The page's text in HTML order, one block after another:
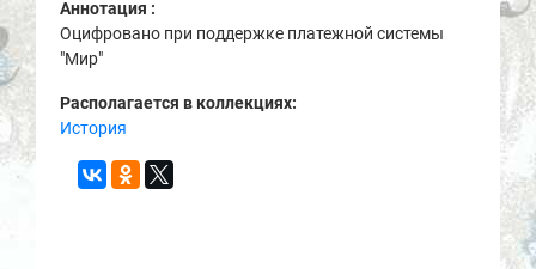
Аннотация :
Оцифровано при поддержке платежной системы
"Мир"
Располагается в коллекциях:
История